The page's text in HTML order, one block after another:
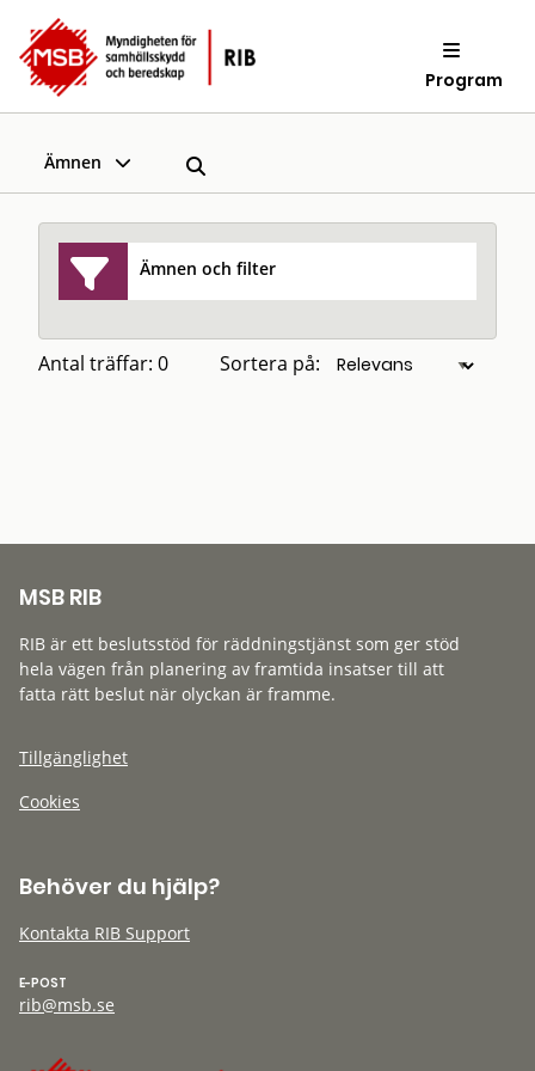
Program
Ämnen
Ämnen och filter
Antal träffar: 0 Sortera på:
MSB RIB
RIB är ett beslutsstöd för räddningstjänst som ger stöd
hela vägen från planering av framtida insatser till att
fatta rätt beslut när olyckan är framme.
Tillgänglighet
Cookies
Behöver du hjälp?
Kontakta RIB Support
E-POST
rib@msb.se